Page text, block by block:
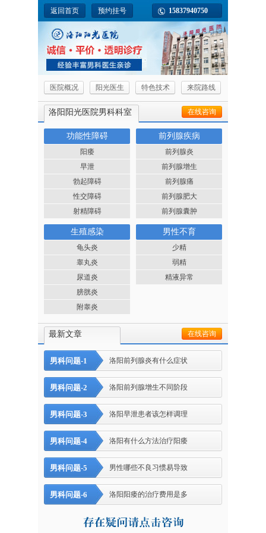
返回首页 预约挂号 15837940750
医院概况 阳光医生 特色技术 来院路线
洛阳阳光医院男科科室 在线咨询
功能性障碍
阳痿
早泄
勃起障碍
性交障碍
射精障碍
前列腺疾病
前列腺炎
前列腺增生
前列腺痛
前列腺肥大
前列腺囊肿
生殖感染
龟头炎
睾丸炎
尿道炎
膀胱炎
附睾炎
男性不育
少精
弱精
精液异常
最新文章 在线咨询
男科问题-1 洛阳前列腺炎有什么症状
男科问题-2 洛阳前列腺增生不同阶段
男科问题-3 洛阳早泄患者该怎样调理
男科问题-4 洛阳有什么方法治疗阳痿
男科问题-5 男性哪些不良习惯易导致
男科问题-6 洛阳阳痿的治疗费用是多